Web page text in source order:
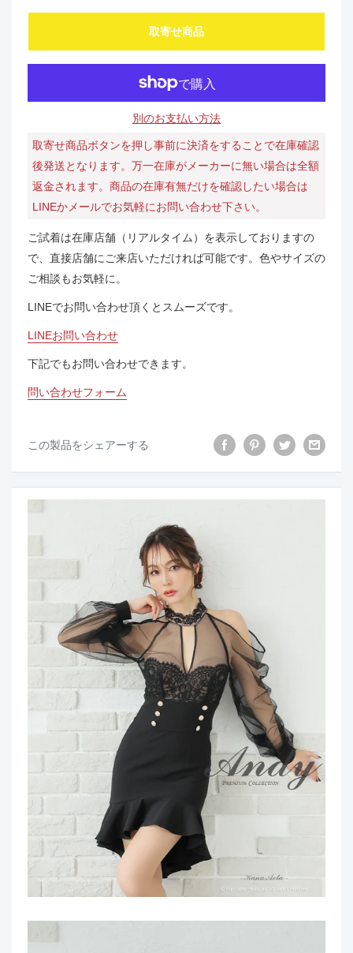
取寄せ商品
別のお支払い方法
取寄せ商品ボタンを押し事前に決済をすることで在庫確認
後発送となります。万一在庫がメーカーに無い場合は全額
返金されます。商品の在庫有無だけを確認したい場合は
LINEかメールでお気軽にお問い合わせ下さい。
ご試着は在庫店舗（リアルタイム）を表示しておりますの
で、直接店舗にご来店いただければ可能です。色やサイズの
ご相談もお気軽に。
LINEでお問い合わせ頂くとスムーズです。
LINEお問い合わせ
下記でもお問い合わせできます。
問い合わせフォーム
この製品をシェアーする